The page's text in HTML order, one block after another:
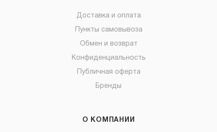
Доставка и оплата
Пункты самовывоза
Обмен и возврат
Конфиденциальность
Публичная оферта
Бренды
О КОМПАНИИ